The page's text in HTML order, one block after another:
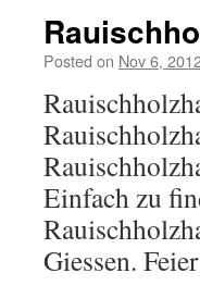
Posted on Nov 6,
Einfach zu
Giessen.